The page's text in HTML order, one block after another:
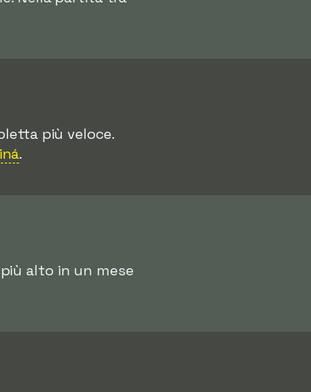
più veloce.
.
alto in un mese